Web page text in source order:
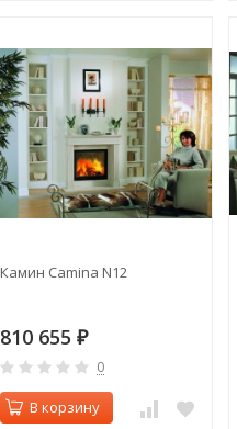
Камин Camina N12
810 655 ₽
0
В корзину